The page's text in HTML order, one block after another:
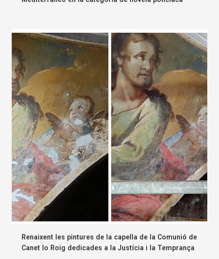
Renaixent les pintures de la capella de la Comunió de
Canet lo Roig dedicades a la Justícia i la Temprança